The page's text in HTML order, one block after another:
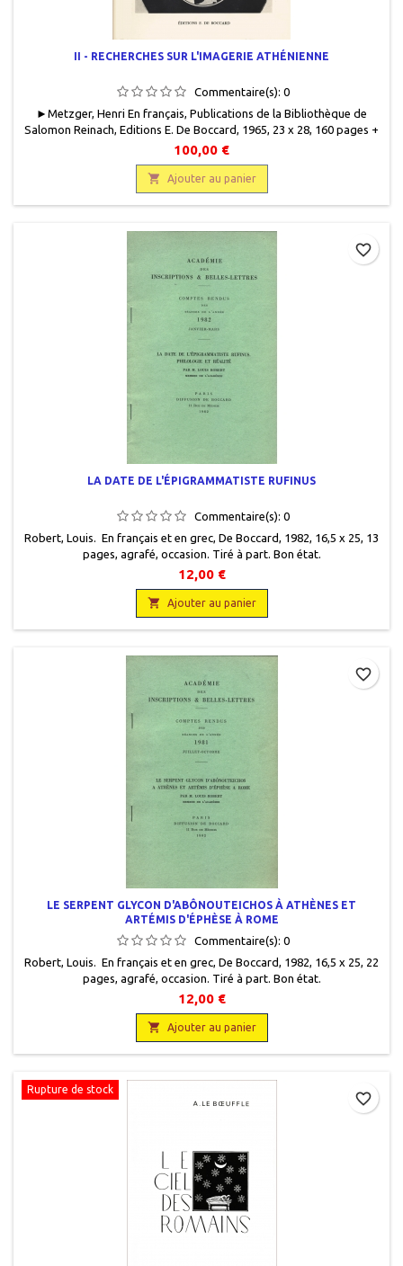
II - RECHERCHES SUR L'IMAGERIE ATHÉNIENNE
Commentaire(s): 0
► Metzger, Henri En français, Publications de la Bibliothèque de
Salomon Reinach, Editions E. De Boccard, 1965, 23 x 28, 160 pages +
XLVIII planches, relié, occasion . Toilé éditeur ocre en parfait état.
Jaquette éditeur défraîchie. Envoi d'Henri Metzger à Jean Taillardat.
100,00 €
 Ajouter au panier
LA DATE DE L'ÉPIGRAMMATISTE RUFINUS
Commentaire(s): 0
Robert, Louis. En français et en grec, De Boccard, 1982, 16,5 x 25, 13
pages, agrafé, occasion. Tiré à part. Bon état.
12,00 €
 Ajouter au panier
favorite_border
LE SERPENT GLYCON D'ABÔNOUTEICHOS À ATHÈNES ET
ARTÉMIS D'ÉPHÈSE À ROME
Commentaire(s): 0
Robert, Louis. En français et en grec, De Boccard, 1982, 16,5 x 25, 22
pages, agrafé, occasion. Tiré à part. Bon état.
12,00 €
 Ajouter au panier
favorite_border
Rupture de stock
favorite_border